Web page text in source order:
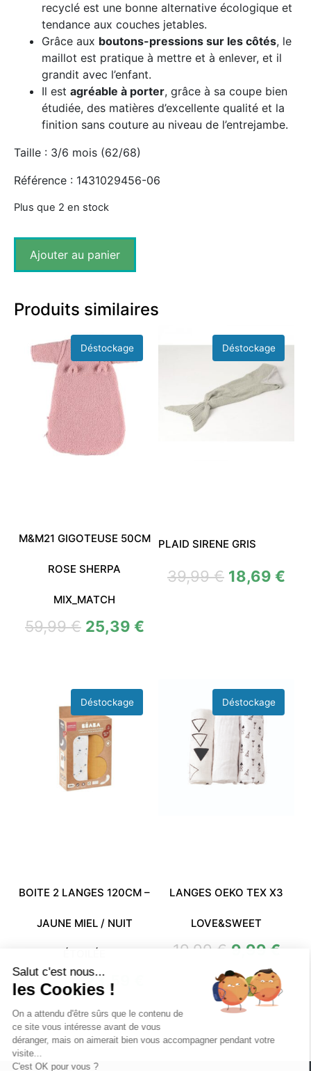
recyclé est une bonne alternative écologique et
tendance aux couches jetables.
Grâce aux boutons-pressions sur les côtés, le
maillot est pratique à mettre et à enlever, et il
grandit avec l’enfant.
Il est agréable à porter, grâce à sa coupe bien
étudiée, des matières d’excellente qualité et la
finition sans couture au niveau de l’entrejambe.
Taille : 3/6 mois (62/68)
Référence : 1431029456-06
Plus que 2 en stock
Ajouter au panier
Produits similaires
M&M21 GIGOTEUSE 50CM
ROSE SHERPA
MIX_MATCH
59,99€ 25,39 €
PLAID SIRENE GRIS
39,99€ 18,69 €
BOITE 2 LANGES 120CM –
JAUNE MIEL / NUIT
44,99€ 23,59
LANGES OEKO TEX X3
LOVE&SWEET
19,99 € 9,99 €
Salut c'est nous...
les Cookies !
On a attendu d'être sûrs que le contenu de
ce site vous intéresse avant de vous
déranger, mais on aimerait bien vous accompagner pendant votre
visite...
C'est OK pour vous ?